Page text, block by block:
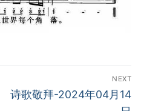
NEXT
Next
诗歌敬拜-2024年04月14